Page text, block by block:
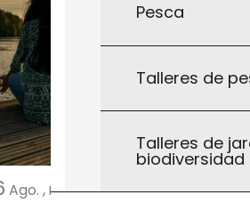
Pesca
Talleres de
Talleres de
biodiversidad
Ago. ,ElLunes10Ago.,...